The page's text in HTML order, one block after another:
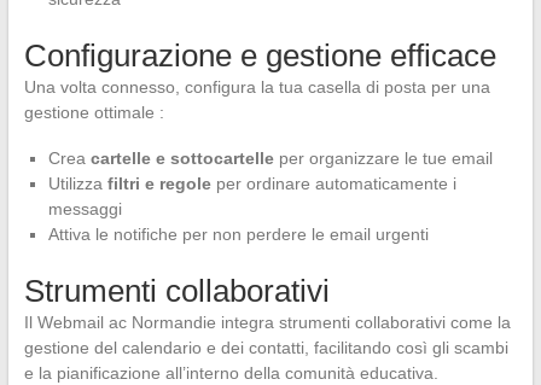
Configurazione e gestione efficace
Una volta connesso, configura la tua casella di posta per una
gestione ottimale :
Crea cartelle e sottocartelleper organizzare le tue email
Utilizza filtri e regoleper ordinare automaticamente i
messaggi
Attiva le notifiche per non perdere le email urgenti
Strumenti collaborativi
Il Webmail ac Normandie integra strumenti collaborativi come la
gestione del calendario e dei contatti, facilitando così gli scambi
e la pianificazione all’interno della comunità educativa.